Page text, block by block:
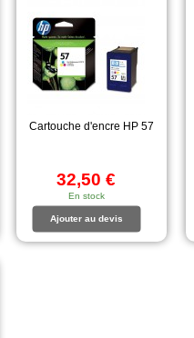
Cartouche d'encre HP 57
32,50 €
En stock
Ajouter au devis